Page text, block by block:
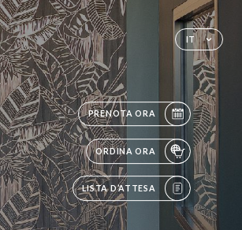
IT
PRENOTA ORA
ORDINA ORA
LISTA D’ATTESA